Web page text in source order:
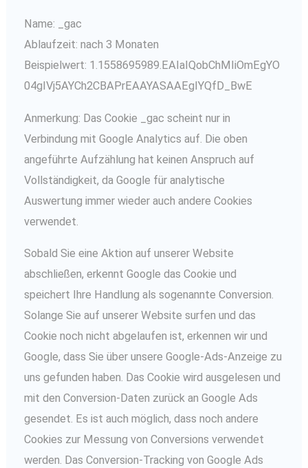
Name: _gac
Ablaufzeit: nach 3 Monaten
Beispielwert: 1.1558695989.EAIaIQobChMIiOmEgYO
04gIVj5AYCh2CBAPrEAAYASAAEgIYQfD_BwE
Anmerkung: Das Cookie _gac scheint nur in
Verbindung mit Google Analytics auf. Die oben
angeführte Aufzählung hat keinen Anspruch auf
Vollständigkeit, da Google für analytische
Auswertung immer wieder auch andere Cookies
verwendet.
Sobald Sie eine Aktion auf unserer Website
abschließen, erkennt Google das Cookie und
speichert Ihre Handlung als sogenannte Conversion.
Solange Sie auf unserer Website surfen und das
Cookie noch nicht abgelaufen ist, erkennen wir und
Google, dass Sie über unsere Google-Ads-Anzeige zu
uns gefunden haben. Das Cookie wird ausgelesen und
mit den Conversion-Daten zurück an Google Ads
gesendet. Es ist auch möglich, dass noch andere
Cookies zur Messung von Conversions verwendet
werden. Das Conversion-Tracking von Google Ads